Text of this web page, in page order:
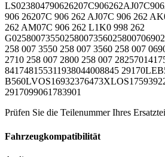
LS023804790626207C906262AJ
906 26207C 906 262 AJ07C 906 262 AK
262 AM07C 906 262 L1K0 998 262
G025800735502580073560258007069
258 007 3550 258 007 3560 258 007 069
2710 258 007 2800 258 007 282570141
841 748155311938044008845 29170
B560LVOS16932376473XLOS1759
2917099061783901
Prüfen Sie die Teilenummer Ihres
Fahrzeugkompatibilität